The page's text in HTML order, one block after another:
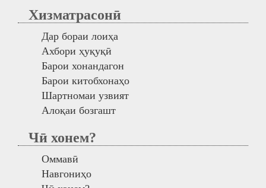
Хизматрасонӣ
Дар бораи лоиҳа
Ахбори ҳуқуқӣ
Барои хонандагон
Барои китобхонаҳо
Шартномаи узвият
Алоқаи бозгашт
Чӣ хонем?
Оммавӣ
Навгониҳо